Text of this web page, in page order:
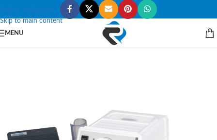
Skip to navigation
Skip to main content
MENU